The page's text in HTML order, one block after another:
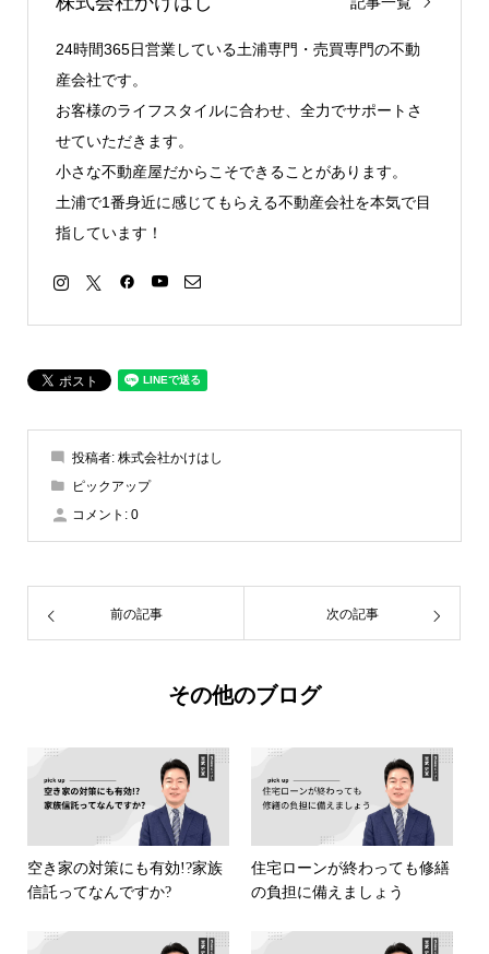
24時間365日営業している土浦専門・売買専門の不動
産会社です。
お客様のライフスタイルに合わせ、全力でサポートさ
せていただきます。
小さな不動産屋だからこそできることがあります。
土浦で1番身近に感じてもらえる不動産会社を本気で目
指しています！
投稿者: 株式会社かけはし
ピックアップ
コメント: 0
前の記事 次の記事
その他のブログ
空き家の対策にも有効!?家族
信託ってなんですか?
住宅ローンが終わっても修繕
の負担に備えましょう